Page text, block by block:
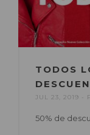
TODOS
JUL 23, 2019
50% de